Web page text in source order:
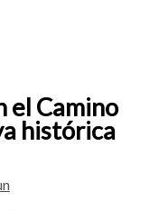
el Camino
histórica